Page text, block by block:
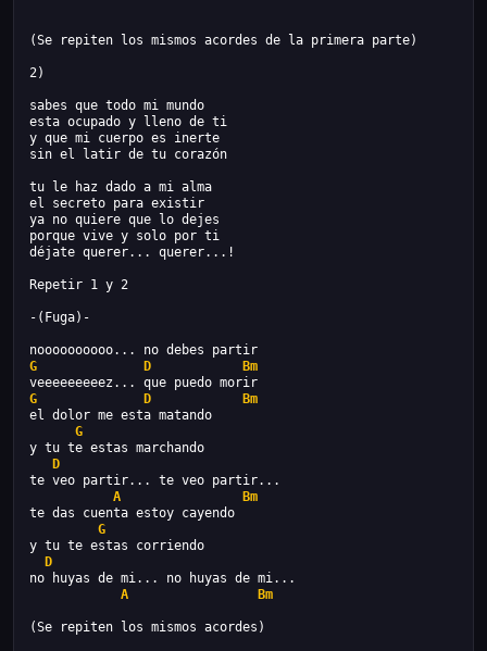
(Se repiten los mismos acordes de la primera parte)
2)
sabes que todo mi mundo
esta ocupado y lleno de ti
y que mi cuerpo es inerte
sin el latir de tu corazón
tu le haz dado a mi alma
el secreto para existir
ya no quiere que lo dejes
porque vive y solo por ti
déjate querer... querer...!
Repetir 1 y 2
-(Fuga)-
noooooooooo... no debes partir
G
D
Bm
veeeeeeeeez... que puedo morir
G
D
Bm
el dolor me esta matando
G
y tu te estas marchando
D
te veo partir... te veo partir...
A
Bm
te das cuenta estoy cayendo
G
y tu te estas corriendo
D
no huyas de mi... no huyas de mi...
A
Bm
(Se repiten los mismos acordes)